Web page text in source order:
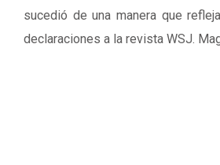
sucedió de una manera que
declaraciones a la revista WSJ.